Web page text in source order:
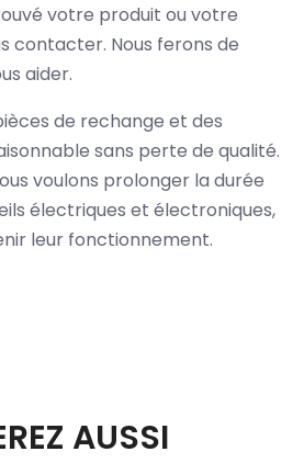
votre produit ou votre
contacter. Nous ferons de
aider.
de rechange et des
sans perte de qualité.
voulons prolonger la durée
électriques et électroniques,
leur fonctionnement.
AUSSI